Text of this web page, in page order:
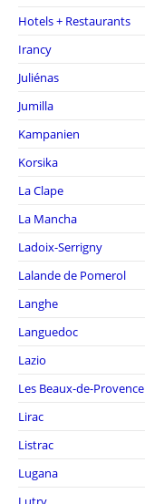
Hotels + Restaurants
Irancy
Juliénas
Jumilla
Kampanien
Korsika
La Clape
La Mancha
Ladoix-Serrigny
Lalande de Pomerol
Langhe
Languedoc
Lazio
Les Beaux-de-Provence
Lirac
Listrac
Lugana